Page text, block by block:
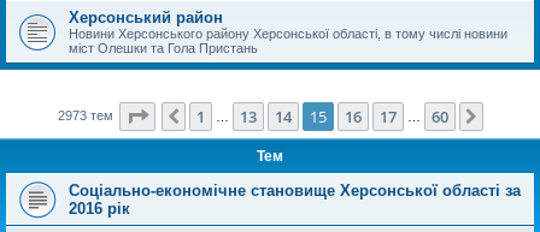
Херсонський район
Новини Херсонського району Херсонської області, в тому числі новини
міст Олешки та Гола Пристань
2973 тем Сторінка15 з60
Поперед.
1 13 14 15 16 17 60
Тем
Соціально-економічне становище Херсонської області за
2016 рік